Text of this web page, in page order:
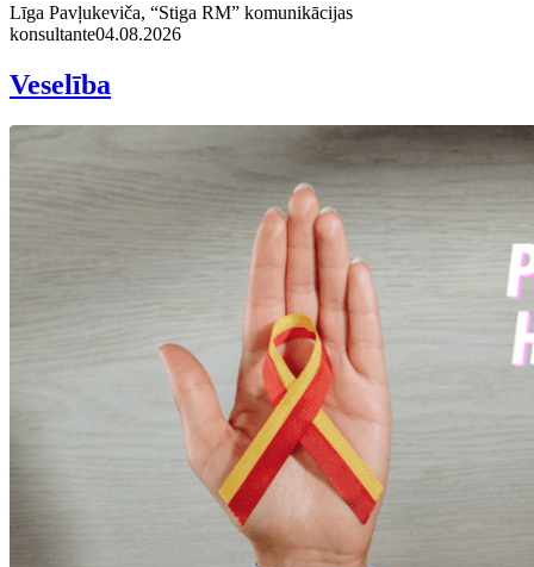
Līga Pavļukeviča, “Stiga RM” komunikācijas
konsultante04.08.2026
Veselība